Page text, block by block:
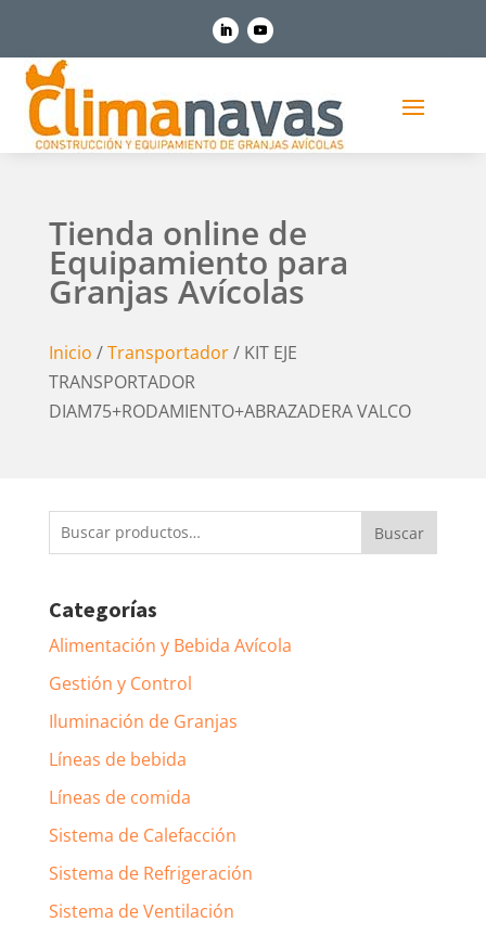
Tienda online de
Equipamiento para
Granjas Avícolas
Inicio /Transportador/ KIT EJE
TRANSPORTADOR
DIAM75+RODAMIENTO+ABRAZADERA VALCO
Buscar
por:
Buscar
Categorías
Alimentación y Bebida Avícola
Gestión y Control
Iluminación de Granjas
Líneas de bebida
Líneas de comida
Sistema de Calefacción
Sistema de Refrigeración
Sistema de Ventilación